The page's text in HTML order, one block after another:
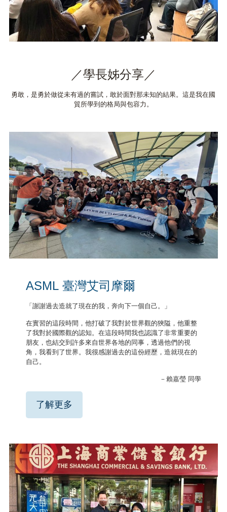
／學長姊分享／
勇敢，是勇於做從未有過的嘗試，敢於面對那未知的結果。這是我在國
貿所學到的格局與包容力。
ASML 臺灣艾司摩爾
「謝謝過去造就了現在的我， 奔向下一個自己。」
在實習的這段時間，他打破了我對於世界觀的狹隘，他重整
了我對於國際觀的認知。在這段時間我也認識了非常重要的
朋友，也結交到許多來自世界各地的同事，透過他們的視
角，我看到了世界。我很感謝過去的這份經歷，造就現在的
自己。
－賴嘉瑩 同學
了解更多